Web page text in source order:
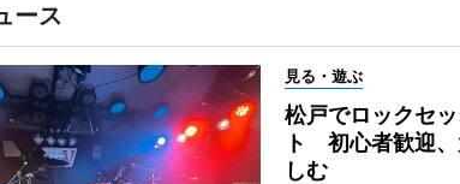
ース
見る・遊ぶ
松戸でロックセ
ト 初心者歓迎
しむ